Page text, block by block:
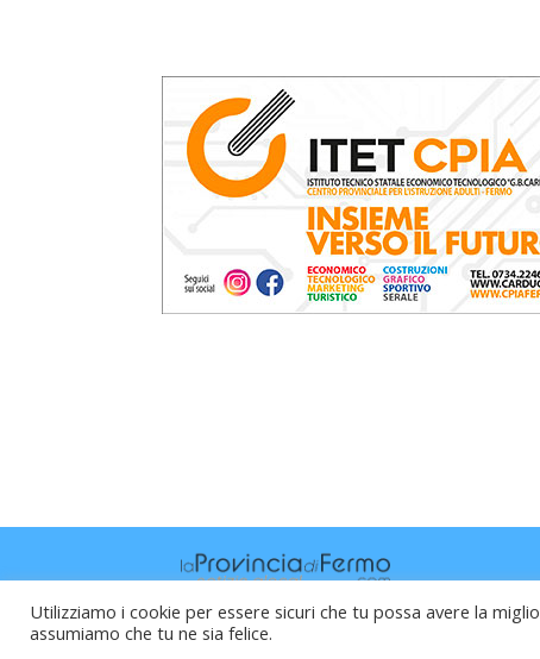
Raffaele Vitali - via Leopardi 10 - 61121
Utilizziamo i cookie per essere sicuri che tu possa avere la
assumiamo che tu ne sia felice.